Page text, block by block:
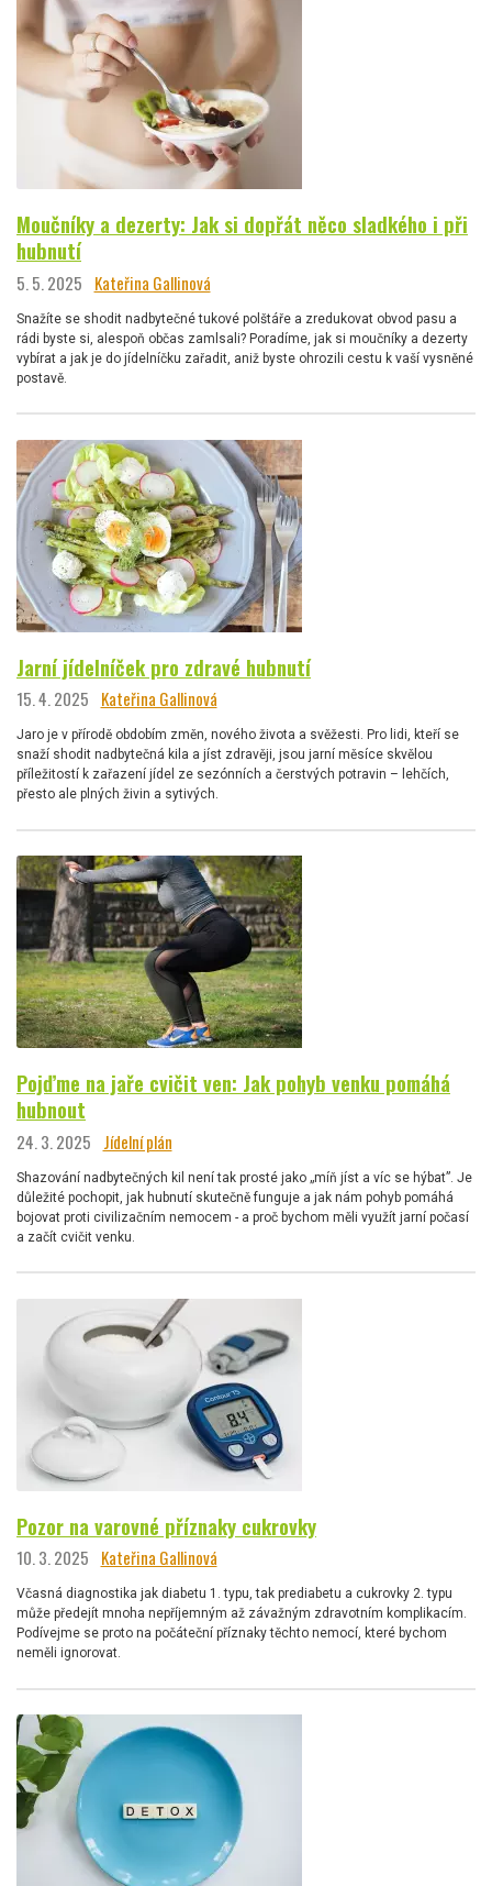
Moučníky a dezerty: Jak si dopřát něco sladkého i při
hubnutí
5. 5. 2025 Kateřina Gallinová
Snažíte se shodit nadbytečné tukové polštáře a zredukovat obvod pasu a
rádi byste si, alespoň občas zamlsali? Poradíme, jak si moučníky a dezerty
vybírat a jak je do jídelníčku zařadit, aniž byste ohrozili cestu k vaší vysněné
postavě.
Jarní jídelníček pro zdravé hubnutí
15. 4. 2025 Kateřina Gallinová
Jaro je v přírodě obdobím změn, nového života a svěžesti. Pro lidi, kteří se
snaží shodit nadbytečná kila a jíst zdravěji, jsou jarní měsíce skvělou
příležitostí k zařazení jídel ze sezónních a čerstvých potravin – lehčích,
přesto ale plných živin a sytivých.
Pojďme na jaře cvičit ven: Jak pohyb venku pomáhá
hubnout
24. 3. 2025 Jídelní plán
Shazování nadbytečných kil není tak prosté jako „míň jíst a víc se hýbat”. Je
důležité pochopit, jak hubnutí skutečně funguje a jak nám pohyb pomáhá
bojovat proti civilizačním nemocem - a proč bychom měli využít jarní počasí
a začít cvičit venku.
Pozor na varovné příznaky cukrovky
10. 3. 2025 Kateřina Gallinová
Včasná diagnostika jak diabetu 1. typu, tak prediabetu a cukrovky 2. typu
může předejít mnoha nepříjemným až závažným zdravotním komplikacím.
Podívejme se proto na počáteční příznaky těchto nemocí, které bychom
neměli ignorovat.